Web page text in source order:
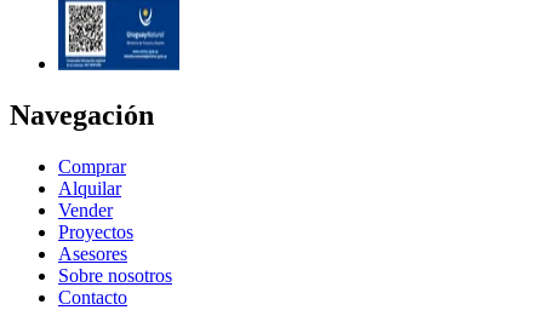
Navegación
Comprar
Alquilar
Vender
Proyectos
Asesores
Sobre nosotros
Contacto